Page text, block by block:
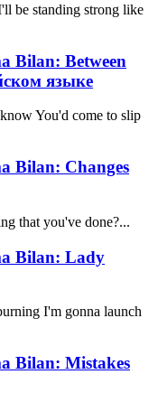
be standing strong like
Bilan: Between
языке
You'd come to slip
Bilan: Changes
that you've done?...
Bilan: Lady
I'm gonna launch
Bilan: Mistakes